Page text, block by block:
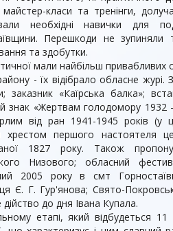
майстер-класи та тренінги,
необхідні навички для
Перешкоди не зупиня­ли
та здобутки.
мали най­більш привабливих
- їх відібрало облас­не журі.
заказник «Каїрська балка»;
знак «Жертвам голодомору 1932
від ран 1941-1945 років (у
хрестом першого настояте­ля
1827 року. Та­кож
Низового; обласний
2005 року в смт
Є. Г. Гур'янова; Свято-
до дня Іва­на Купала.
етапі, який відбудеться